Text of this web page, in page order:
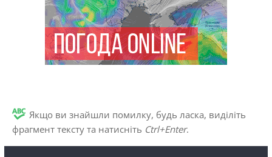
Якщо ви знайшли помилку, будь ласка, виділіть
фрагмент тексту та натисніть Ctrl+Enter.